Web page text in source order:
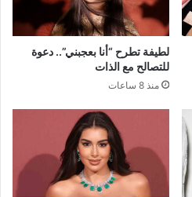
لطيفة تطرح “أنا بعجبني”.. دعوة
للتصالح مع الذات
منذ 8 ساعات